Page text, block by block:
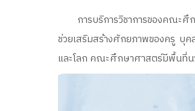
การบริการวิชาการของคณะ
ช่วยเสริมสร้างศักยภาพของครู บุค
และโลก คณะศึกษาศาสตร์มีพื้นที่